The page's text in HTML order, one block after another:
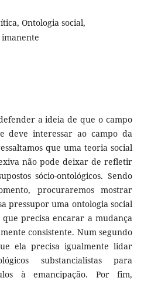
Ontologia social,
a ideia de que o campo
deve interessar ao campo da
que uma teoria social
não pode deixar de refletir
sócio-ontológicos. Sendo
procuraremos mostrar
pressupor uma ontologia social
precisa encarar a mudança
consistente. Num segundo
ela precisa igualmente lidar
substancialistas para
à emancipação. Por fim,